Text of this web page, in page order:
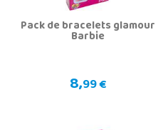
Pack de bracelets glamour
Barbie
8,99 €